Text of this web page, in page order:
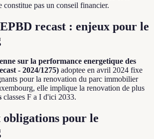
pas un conseil financier.
recast : enjeux pour le
sur la performance energetique des
- 2024/1275) adoptee en avril 2024 fixe
pour la renovation du parc immobilier
elle implique la renovation de plus
classes F a I d'ici 2033.
obligations pour le